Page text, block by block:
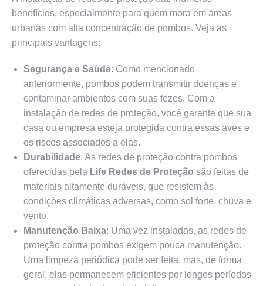
benefícios, especialmente para quem mora em áreas
urbanas com alta concentração de pombos. Veja as
principais vantagens:
Segurança e Saúde: Como mencionado
anteriormente, pombos podem transmitir doenças e
contaminar ambientes com suas fezes. Com a
instalação de redes de proteção, você garante que sua
casa ou empresa esteja protegida contra essas aves e
os riscos associados a elas.
Durabilidade: As redes de proteção contra pombos
oferecidas pela Life Redes de Proteção são feitas de
materiais altamente duráveis, que resistem às
condições climáticas adversas, como sol forte, chuva e
vento.
Manutenção Baixa: Uma vez instaladas, as redes de
proteção contra pombos exigem pouca manutenção.
Uma limpeza periódica pode ser feita, mas, de forma
geral, elas permanecem eficientes por longos períodos